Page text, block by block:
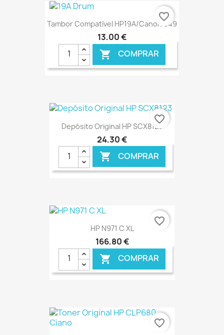
€ ONLINE
Tambor Compatível HP19A/Canon 049
13,00 €
 COMPRAR
€ ONLINE
favorite_border
Depósito Original HP SCX8123
24,30 €
 COMPRAR
€ ONLINE
favorite_border
HP N971 C XL
166,80 €
 COMPRAR
€ ONLINE
favorite_border
favorite_border